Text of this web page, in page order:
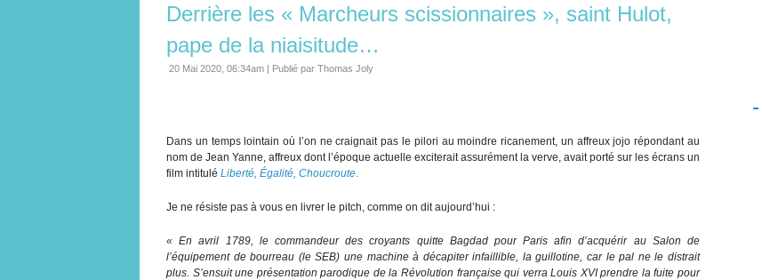
Derrière les « Marcheurs scissionnaires », saint Hulot,
pape de la niaisitude…
20 Mai 2020, 06:34am | Publié par Thomas Joly
Dans un temps lointain où l’on ne craignait pas le pilori au moindre ricanement, un affreux jojo répondant au
nom de Jean Yanne, affreux dont l’époque actuelle exciterait assurément la verve, avait porté sur les écrans un
film intitulé Liberté, Égalité, Choucroute.
Je ne résiste pas à vous en livrer le pitch, comme on dit aujourd’hui :
« En avril 1789, le commandeur des croyants quitte Bagdad pour Paris afin d’acquérir au Salon de
l’équipement de bourreau (le SEB) une machine à décapiter infaillible, la guillotine, car le pal ne le distrait
plus. S’ensuit une présentation parodique de la Révolution française qui verra Louis XVI prendre la fuite pour